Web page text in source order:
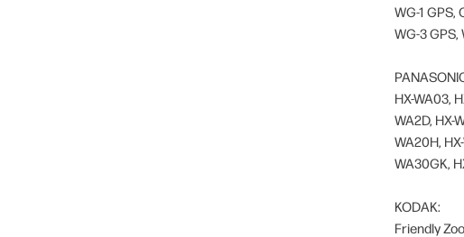
WG-1 GPS,
WG-3 GPS,
HX-WA03,
WA2D, HX-
WA20H,
WA30GK,
KODAK:
Friendly